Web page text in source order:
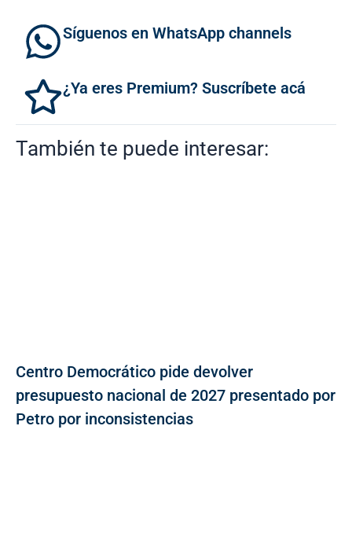
Síguenos en WhatsApp channels
¿Ya eres Premium? Suscríbete acá
También te puede interesar:
Centro Democrático pide devolver
presupuesto nacional de 2027 presentado por
Petro por inconsistencias